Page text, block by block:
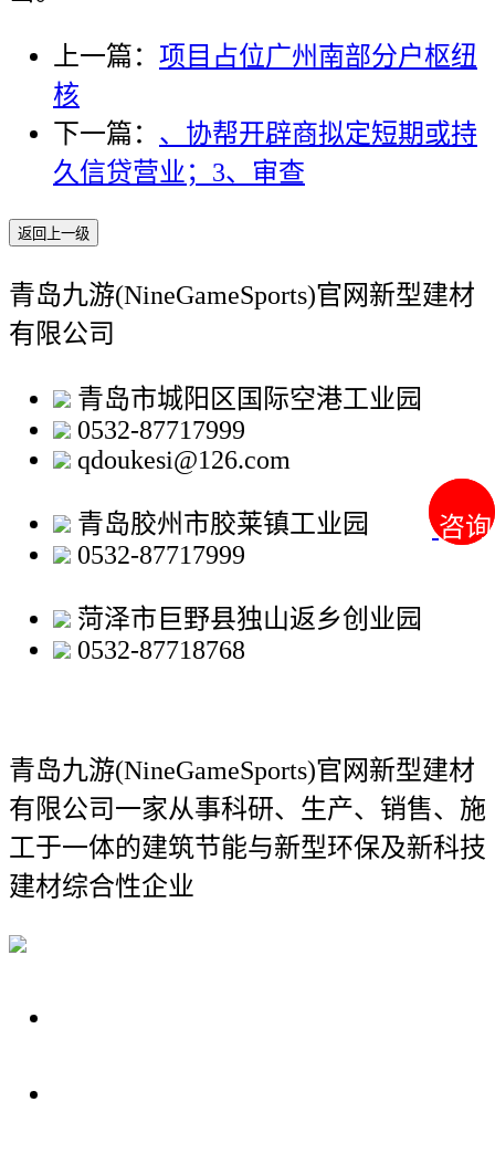
咨询
咨询
上一篇： 项目占位广州南部分户枢纽
核
下一篇： 、协帮开辟商拟定短期或持
久信贷营业；3、审查
返回上一级
青岛九游(NineGameSports)官网新型建材
有限公司
青岛市城阳区国际空港工业园
0532-87717999
qdoukesi@126.com
青岛胶州市胶莱镇工业园
0532-87717999
菏泽市巨野县独山返乡创业园
0532-87718768
青岛九游(NineGameSports)官网新型建材
有限公司一家从事科研、生产、销售、施
工于一体的建筑节能与新型环保及新科技
建材综合性企业